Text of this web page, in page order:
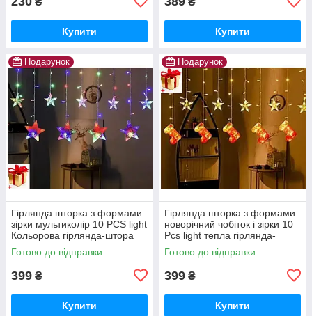
Купити Купити
Подарунок
Гірлянда шторка з формами
зірки мультиколір 10 PCS light
Кольорова гірлянда-штора
Готово до відправки
399 ₴
Купити
Подарунок
Гірлянда шторка з формами:
новорічний чобіток і зірки 10
Pcs light тепла гірлянда-
штора
Готово до відправки
399 ₴
Купити